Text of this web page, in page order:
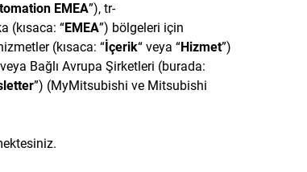
EMEA”), tr-
(kısaca: “EMEA”) bölgeleri için
(kısaca: “İçerik“ veya “Hizmet”)
Bağlı Avrupa Şirketleri (burada:
”) (MyMitsubishi ve Mitsubishi